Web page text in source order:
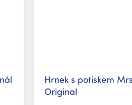
Hrnek s potiskem
Original